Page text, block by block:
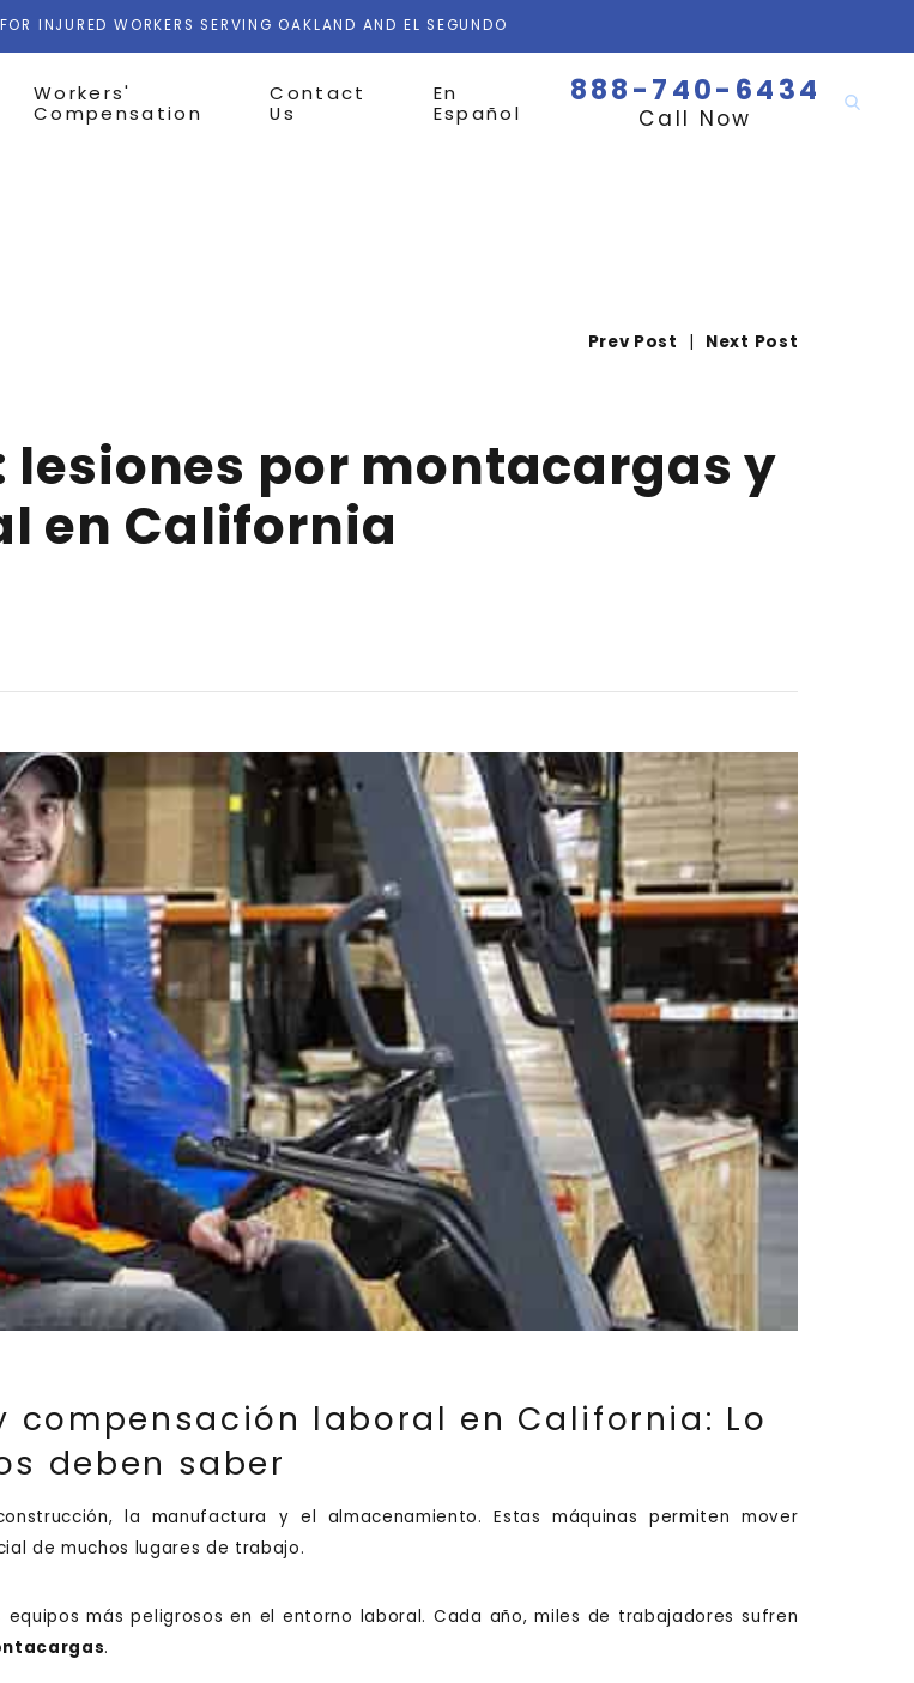
INJURED WORKERS SERVING OAKLAND AND EL SEGUNDO
Workers'
Compensation
Contact
Us
En
Español
888-740-6434
Call Now
Prev Post | Next Post
lesiones por montacargas y
en California
laboral en California: Lo
deben saber
la manufactura y el almacenamiento. Estas máquinas permiten mover
de muchos lugares de trabajo.
más peligrosos en el entorno laboral. Cada año, miles de trabajadores sufren
.